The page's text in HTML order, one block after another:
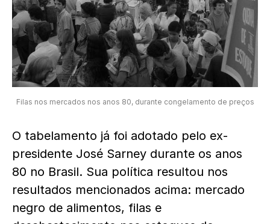
Filas nos mercados nos anos 80, durante congelamento de preços
O tabelamento já foi adotado pelo ex-
presidente José Sarney durante os anos
80 no Brasil. Sua política resultou nos
resultados mencionados acima: mercado
negro de alimentos, filas e